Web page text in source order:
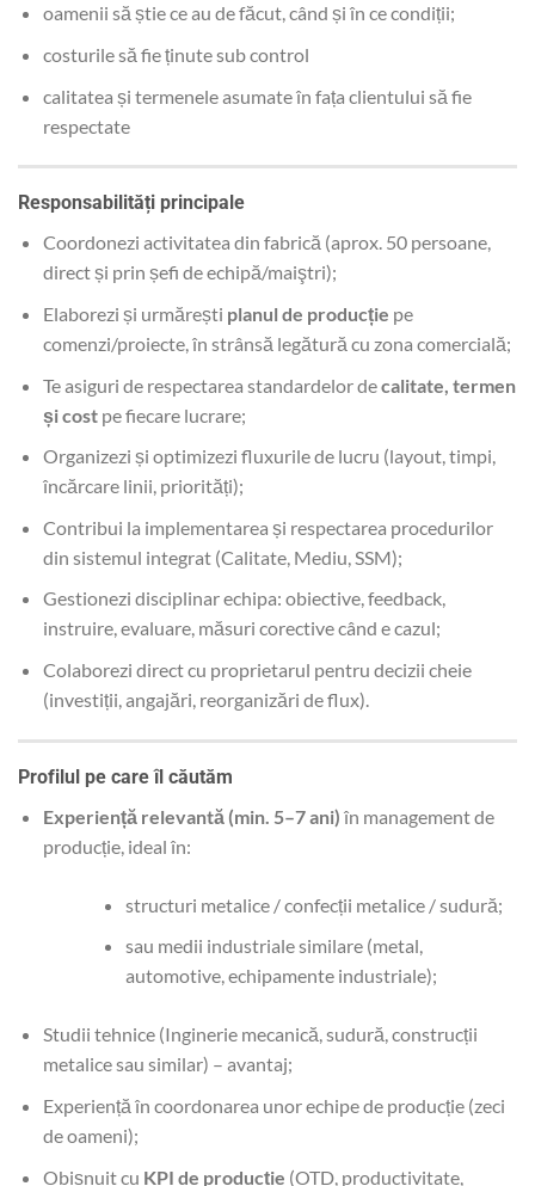
oamenii să știe ce au de făcut, când și în ce condiții;
costurile să fie ținute sub control
calitatea și termenele asumate în fața clientului să fie
respectate
Responsabilități principale
Coordonezi activitatea din fabrică (aprox. 50 persoane,
direct și prin șefi de echipă/maiştri);
Elaborezi și urmărești planul de producție pe
comenzi/proiecte, în strânsă legătură cu zona comercială;
Te asiguri de respectarea standardelor decalitate, termen
și costpe fiecare lucrare;
Organizezi și optimizezi fluxurile de lucru (layout, timpi,
încărcare linii, priorități);
Contribui la implementarea și respectarea procedurilor
din sistemul integrat (Calitate, Mediu, SSM);
Gestionezi disciplinar echipa: obiective, feedback,
instruire, evaluare, măsuri corective când e cazul;
Colaborezi direct cu proprietarul pentru decizii cheie
(investiții, angajări, reorganizări de flux).
Profilul pe care îl căutăm
Experiență relevantă (min. 5–7 ani) în management de
producție, ideal în:
structuri metalice / confecții metalice / sudură;
sau medii industriale similare (metal,
automotive, echipamente industriale);
Studii tehnice (Inginerie mecanică, sudură, construcții
metalice sau similar) – avantaj;
Experiență în coordonarea unor echipe de producție (zeci
de oameni);
Obișnuit cu KPI de producție (OTD, productivitate,